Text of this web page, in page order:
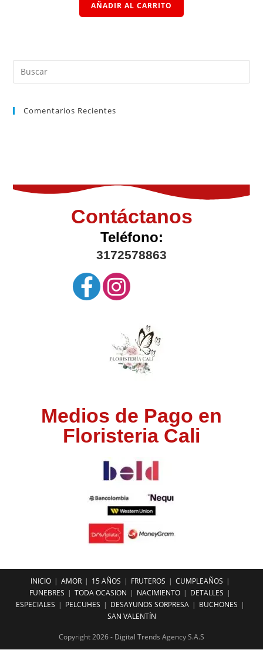
AÑADIR AL CARRITO
Comentarios Recientes
Contáctanos
Teléfono:
3172578863
Medios de Pago en
Floristeria Cali
INICIO AMOR 15 AÑOS FRUTEROS
CUMPLEAÑOS
FUNEBRES
TODA OCASION NACIMIENTO
DETALLES
ESPECIALES
PELCUHES DESAYUNOS SORPRESA
BUCHONES
SAN VALENTÍN
Copyright 2026 - Digital Trends Agency S.A.S